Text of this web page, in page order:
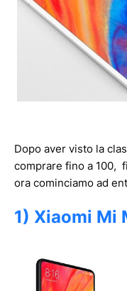
Dopo aver visto la
comprare fino a 100,
ora cominciamo ad
1) Xiaomi Mi